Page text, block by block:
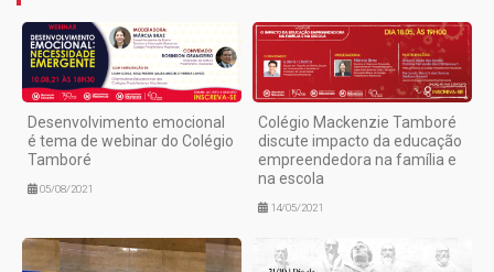
Desenvolvimento emocional
é tema de webinar do Colégio
Tamboré
05/08/2021
Colégio Mackenzie Tamboré
discute impacto da educação
empreendedora na família e
na escola
14/05/2021